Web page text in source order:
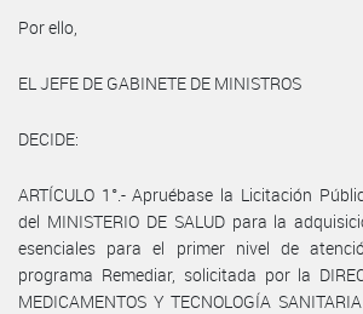
Por ello,
EL JEFE DE GABINETE DE MINISTROS
DECIDE:
ARTÍCULO 1°.- Apruébase la Licitación
del MINISTERIO DE SALUD para la
esenciales para el primer nivel de
programa Remediar, solicitada por la
MEDICAMENTOS Y TECNOLOGÍA